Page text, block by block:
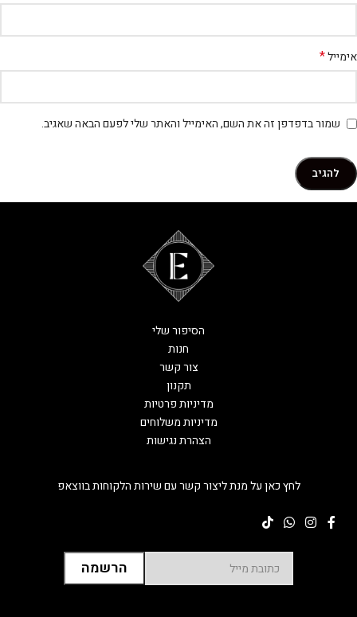
אימייל*
שמור בדפדפן זה את השם, האימייל והאתר שלי לפעם הבאה שאגיב.
לחץ כאן על מנת ליצור קשר עם שירות הלקוחות בווצאפ
הסיפור שלי
חנות
צור קשר
תקנון
מדיניות פרטיות
מדיניות משלוחים
הצהרת נגישות